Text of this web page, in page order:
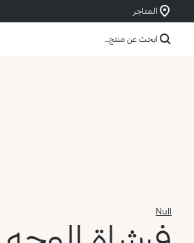
المتاجر
ابحث عن منتج...
Null